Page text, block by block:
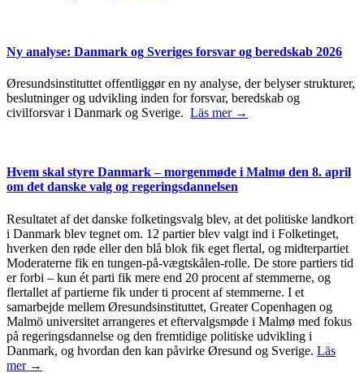
Ny analyse: Danmark og Sveriges forsvar og beredskab 2026
Øresundsinstituttet offentliggør en ny analyse, der belyser strukturer,
beslutninger og udvikling inden for forsvar, beredskab og
civilforsvar i Danmark og Sverige. Läs mer →
Hvem skal styre Danmark – morgenmøde i Malmø den 8. april
om det danske valg og regeringsdannelsen
Resultatet af det danske folketingsvalg blev, at det politiske landkort
i Danmark blev tegnet om. 12 partier blev valgt ind i Folketinget,
hverken den røde eller den blå blok fik eget flertal, og midterpartiet
Moderaterne fik en tungen-på-vægtskålen-rolle. De store partiers tid
er forbi – kun ét parti fik mere end 20 procent af stemmerne, og
flertallet af partierne fik under ti procent af stemmerne. I et
samarbejde mellem Øresundsinstituttet, Greater Copenhagen og
Malmö universitet arrangeres et eftervalgsmøde i Malmø med fokus
på regeringsdannelse og den fremtidige politiske udvikling i
Danmark, og hvordan den kan påvirke Øresund og Sverige. Läs
mer →